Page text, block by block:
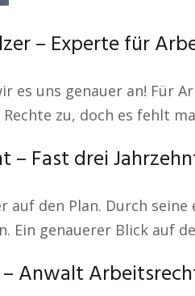
– Experte für
es uns genauer an!
zu, doch es fehlt
Fast drei
auf den Plan. Durch
Ein genauerer Blick auf
Anwalt